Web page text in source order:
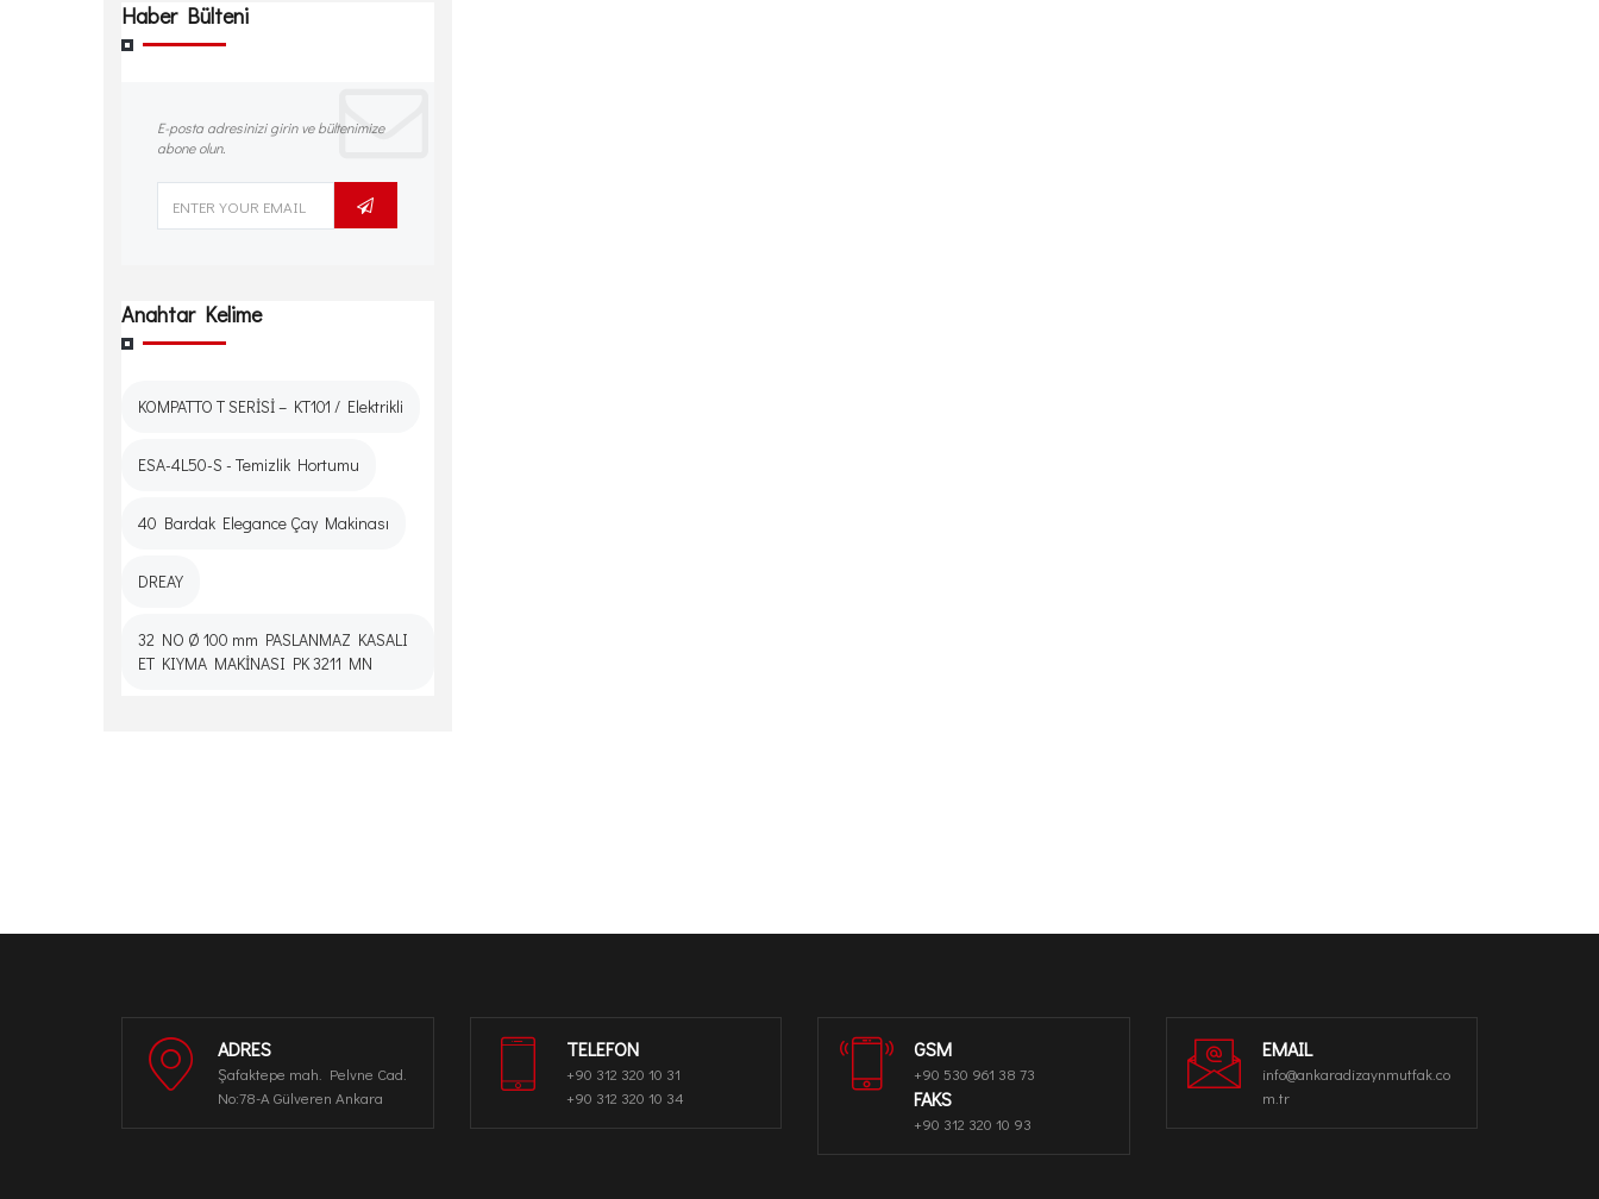
Haber Bülteni
E-posta adresinizi girin ve bültenimize
abone olun.
Anahtar Kelime
KOMPATTO T SERİSİ – KT101 / Elektrikli
ESA-4L50-S - Temizlik Hortumu
40 Bardak Elegance Çay Makinası
DREAY
32 NO Ø 100 mm PASLANMAZ KASALI
ET KIYMA MAKİNASI PK 3211 MN
ADRES
Şafaktepe mah. Pelvne Cad.
No:78-A Gülveren Ankara
TELEFON
+90 312 320 10 31
+90 312 320 10 34
GSM
+90 530 961 38 73
FAKS
+90 312 320 10 93
EMAIL
info@ankaradizaynmutfak.co
m.tr